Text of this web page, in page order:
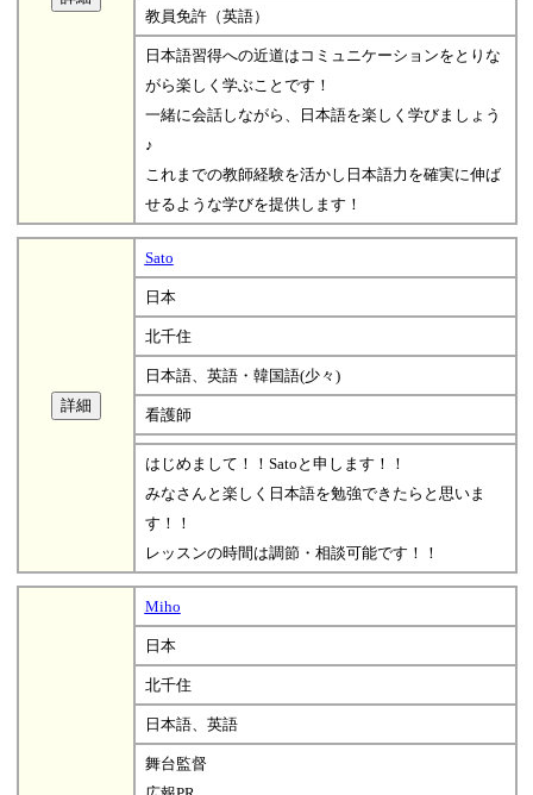
教員免許（英語）
日本語習得への近道はコミュニケーションをとりな
がら楽しく学ぶことです！
一緒に会話しながら、日本語を楽しく学びましょう
♪
これまでの教師経験を活かし日本語力を確実に伸ば
せるような学びを提供します！
Sato
日本
北千住
日本語、英語・韓国語(少々)
看護師
はじめまして！！Satoと申します！！
みなさんと楽しく日本語を勉強できたらと思いま
す！！
レッスンの時間は調節・相談可能です！！
Miho
日本
北千住
日本語、英語
舞台監督